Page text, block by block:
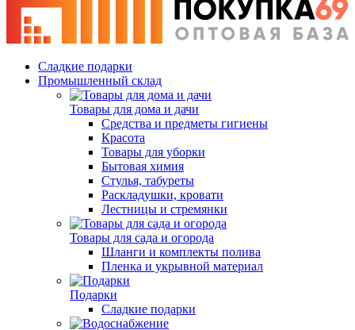
Сладкие подарки
Промышленный склад
Товары для дома и дачи
Средства и предметы гигиены
Красота
Товары для уборки
Бытовая химия
Стулья, табуреты
Раскладушки, кровати
Лестницы и стремянки
Товары для сада и огорода
Шланги и комплекты полива
Пленка и укрывной материал
Подарки
Cладкие подарки